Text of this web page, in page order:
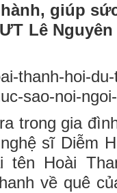
giúp
Lê
trong gia
sĩ Diễm
tên Hoài
về quê